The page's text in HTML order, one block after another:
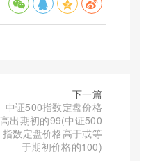
下一篇
中证500指数定盘价格
高出期初的99(中证500
指数定盘价格高于或等
于期初价格的100)